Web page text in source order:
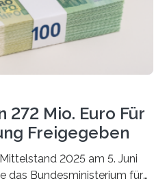
272 Mio. Euro Für
Freigegeben
2025 am 5. Juni
das Bundesministerium für